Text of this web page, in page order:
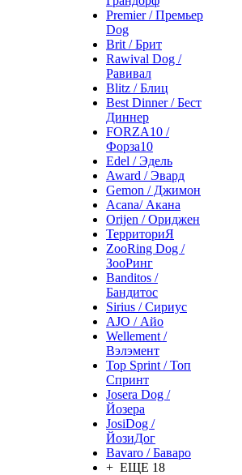
Premier / Премьер
Dog
Brit / Брит
Rawival Dog /
Равивал
Blitz / Блиц
Best Dinner / Бест
Диннер
FORZA10 /
Форза10
Edel / Эдель
Award / Эвард
Gemon / Джимон
Acana/ Акана
Orijen / Ориджен
ТерриториЯ
ZooRing Dog /
ЗооРинг
Banditos /
Бандитос
Sirius / Сириус
AJO / Айо
Wellement /
Вэлэмент
Top Sprint / Топ
Спринт
Josera Dog /
Йозера
JosiDog /
ЙозиДог
Bavaro / Баваро
+ ЕЩЕ 18